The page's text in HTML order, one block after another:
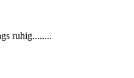
ruhig........